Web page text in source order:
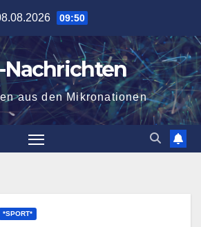
09:50
Nachrichten
aus den Mikronationen
*SPORT*